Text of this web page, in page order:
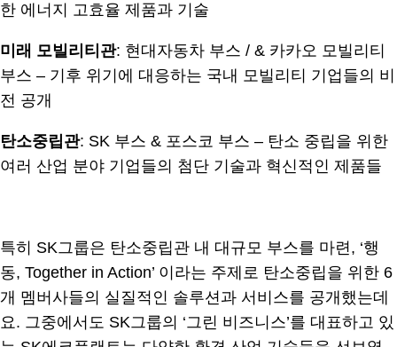
한 에너지 고효율 제품과 기술
미래 모빌리티관: 현대자동차 부스 / & 카카오 모빌리티
부스 – 기후 위기에 대응하는 국내 모빌리티 기업들의 비
전 공개
탄소중립관: SK 부스 & 포스코 부스 – 탄소 중립을 위한
여러 산업 분야 기업들의 첨단 기술과 혁신적인 제품들
특히 SK그룹은 탄소중립관 내 대규모 부스를 마련, ‘행
동, Together in Action’ 이라는 주제로 탄소중립을 위한 6
개 멤버사들의 실질적인 솔루션과 서비스를 공개했는데
요. 그중에서도 SK그룹의 ‘그린 비즈니스’를 대표하고 있